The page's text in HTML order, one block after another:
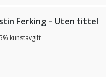
Ferking – Uten tittel
kunstavgift